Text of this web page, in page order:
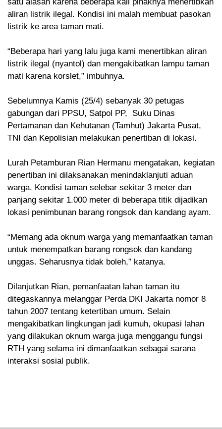
aliran listrik ilegal. Kondisi ini malah membuat pasokan
listrik ke area taman mati.
“Beberapa hari yang lalu juga kami menertibkan aliran
listrik ilegal (nyantol) dan mengakibatkan lampu taman
mati karena korslet,” imbuhnya.
Sebelumnya Kamis (25/4) sebanyak 30 petugas
gabungan dari PPSU, Satpol PP, Suku Dinas
Pertamanan dan Kehutanan (Tamhut) Jakarta Pusat,
TNI dan Kepolisian melakukan penertiban di lokasi.
Lurah Petamburan Rian Hermanu mengatakan, kegiatan
penertiban ini dilaksanakan menindaklanjuti aduan
warga. Kondisi taman selebar sekitar 3 meter dan
panjang sekitar 1.000 meter di beberapa titik dijadikan
lokasi penimbunan barang rongsok dan kandang ayam.
“Memang ada oknum warga yang memanfaatkan taman
untuk menempatkan barang rongsok dan kandang
unggas. Seharusnya tidak boleh,” katanya.
Dilanjutkan Rian, pemanfaatan lahan taman itu
ditegaskannya melanggar Perda DKI Jakarta nomor 8
tahun 2007 tentang ketertiban umum. Selain
mengakibatkan lingkungan jadi kumuh, okupasi lahan
yang dilakukan oknum warga juga menggangu fungsi
RTH yang selama ini dimanfaatkan sebagai sarana
interaksi sosial publik.